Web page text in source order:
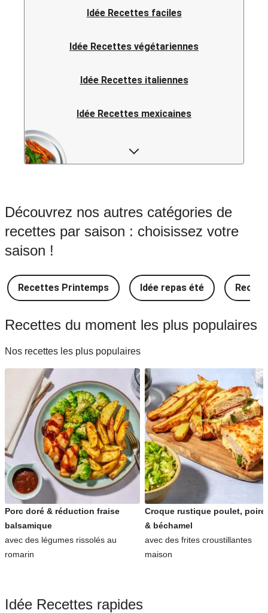
Idée Recettes faciles
Idée Recettes végétariennes
Idée Recettes italiennes
Idée Recettes mexicaines
Idée Recettes fusion
Idée Recettes vietnamiennes
Idée Recettes japonaises
Idée Recettes indiennes
Idée Recettes espagnoles
Idée Recettes méditerranéennes
Idée Recettes indonésiennes
Idée Recettes portugaises
Idée Recettes traditionnelles
Découvrez nos autres catégories de
recettes par saison : choisissez votre
saison !
Recettes Printemps Idée repas été
Recettes du moment les plus populaires
Nos recettes les plus populaires
Porc doré & réduction fraise
balsamique
avec des légumes rissolés au
romarin
Croque rustique poulet,
& béchamel
avec des frites croustillantes
maison
Idée Recettes rapides